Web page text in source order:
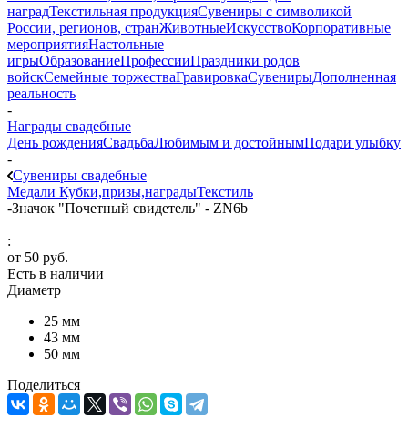
наградТекстильная продукцияСувениры с символикой
России, регионов, странЖивотныеИскусствоКорпоративные
мероприятияНастольные
игрыОбразованиеПрофессииПраздники родов
войскСемейные торжестваГравировкаСувенирыДополненная
реальность
-
Награды свадебные
День рожденияСвадьбаЛюбимым и достойнымПодари улыбку
-
Сувениры свадебные
Медали Кубки,призы,наградыТекстиль
-Значок "Почетный свидетель" - ZN6b
:
от 50 руб.
Есть в наличии
Диаметр
25 мм
43 мм
50 мм
Поделиться